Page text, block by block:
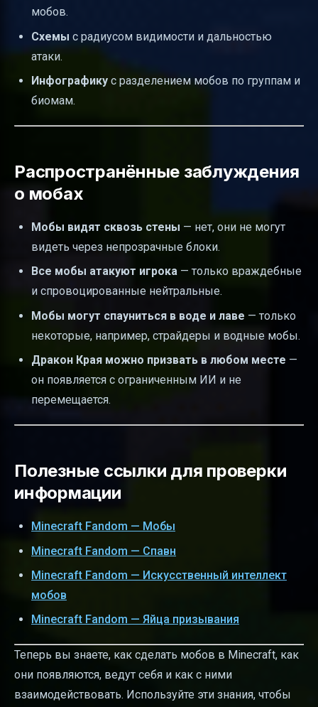
мобов.
Схемы с радиусом видимости и дальностью
атаки.
Инфографику с разделением мобов по группам и
биомам.
Распространённые заблуждения
о мобах
Мобы видят сквозь стены — нет, они не могут
видеть через непрозрачные блоки.
Все мобы атакуют игрока — только враждебные
и спровоцированные нейтральные.
Мобы могут спауниться в воде и лаве — только
некоторые, например, страйдеры и водные мобы.
Дракон Края можно призвать в любом месте —
он появляется с ограниченным ИИ и не
перемещается.
Полезные ссылки для проверки
информации
Minecraft Fandom — Мобы
Minecraft Fandom — Спавн
Minecraft Fandom — Искусственный интеллект
мобов
Minecraft Fandom — Яйца призывания
Теперь вы знаете, как сделать мобов в Minecraft, как
они появляются, ведут себя и как с ними
взаимодействовать. Используйте эти знания, чтобы